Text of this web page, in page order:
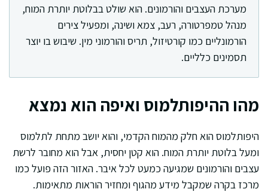
מערכת העצבים והורמונים. הוא שולט בבלוטת יותרת המוח,
מנהל טמפרטורה, רעב, צמא ושינה, ומפעיל צירים
הורמונליים כמו קורטיזול, תריס והורמוני מין. שיבוש בו יוצר
תסמינים כלליים.
מהו ההיפותלמוס ואיפה הוא נמצא
היפותלמוס הוא חלק מהמוח הקדמי, והוא יושב מתחת לתלמוס
ומעל בלוטת יותרת המוח. הוא קטן יחסית, אבל הוא מחובר לרשת
עצבים והורמונים שמגיעה כמעט לכל איבר. האזור הזה פועל כמו
מרכז בקרה שמקבל מידע מהגוף ומחזיר הוראות מתאימות.